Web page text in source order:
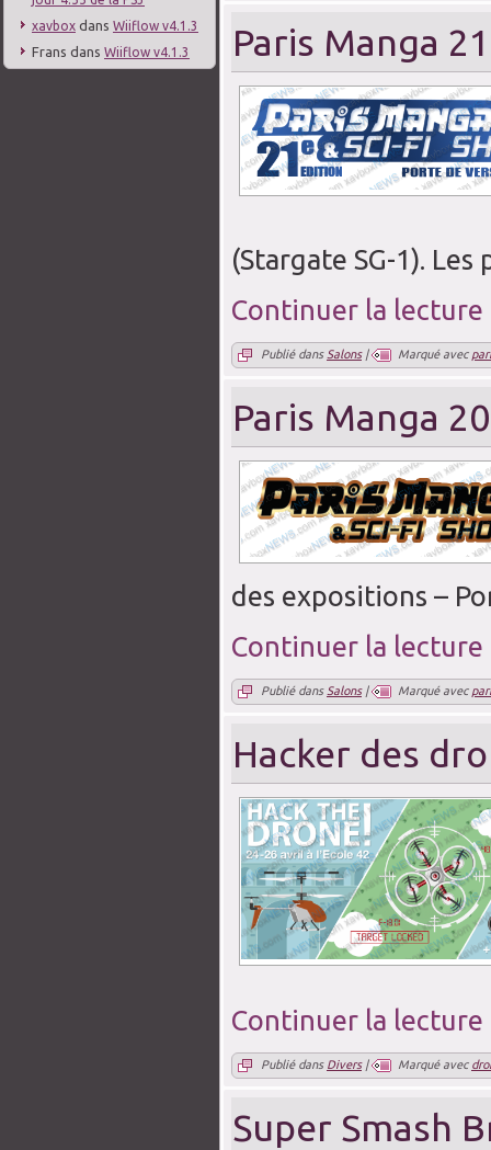
xavbox dans Wiiflow v4.1.3
Frans dans Wiiflow v4.1.3 Paris Manga
(Stargate SG-1).
Continuer la lecture
Publié dans Salons| Marqué avec
Paris Manga
des expositions –
Continuer la lecture
Publié dans Salons| Marqué avec
Hacker des
Continuer la lecture
Publié dans Divers| Marqué avec
Super Smash